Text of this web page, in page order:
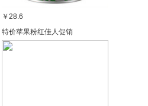
￥28.6
特价苹果粉红佳人促销